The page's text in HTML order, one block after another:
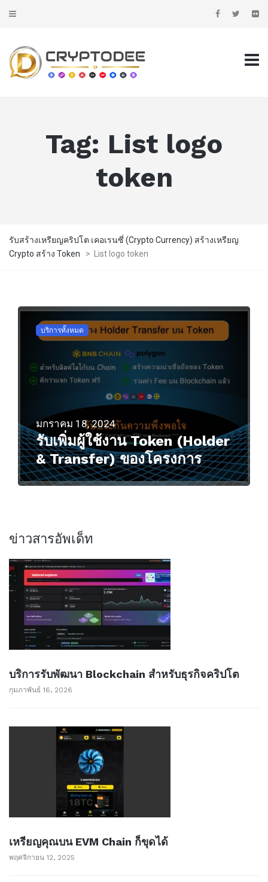
Tag: List logo
token
รับสร้างเหรียญคริปโต เคอเรนซี่ (Crypto Currency) สร้างเหรียญ
Crypto สร้าง Token
> List logo token
บริการทั้งหมด
มกราคม 18, 2024
รับเพิ่มผู้ใช้งาน Token (Holder
& Transfer) ของโครงการ
ข่าวสารอัพเด็ท
บริการรับพัฒนา Blockchain สำหรับธุรกิจคริปโต
กุมภาพันธ์ 16, 2026
เหรียญคุณบน EVM Chain ก็ขุดได้
พฤศจิกายน 12, 2025